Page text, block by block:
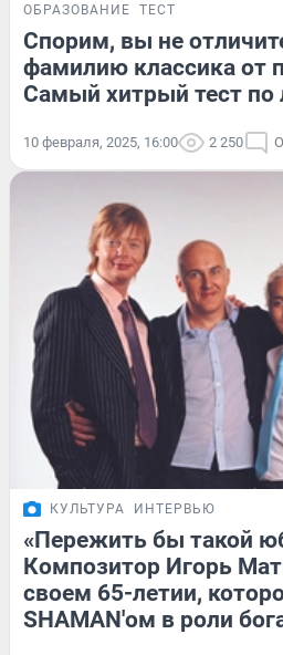
ОБРАЗОВАНИЕ ТЕСТ
Спорим, вы не
фамилию классика от
Самый хитрый тест по
10 февраля, 2025, 16:00 2 250
КУЛЬТУРА ИНТЕРВЬЮ
«Пережить бы такой
Композитор Игорь
своем 65-летии,
SHAMAN'ом в роли